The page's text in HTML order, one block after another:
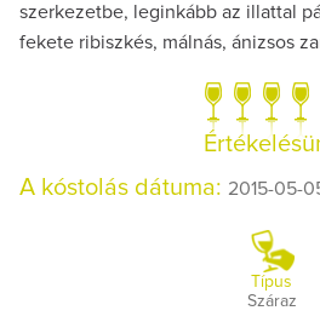
szerkezetbe, leginkább az illattal
fekete ribiszkés, málnás, ánizsos
A kóstolás dátuma: 2015-05-
Típus
Száraz